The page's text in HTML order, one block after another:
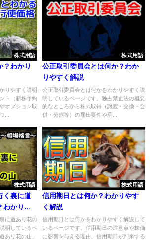
株式用語
？わかり
りやすく説明
ト（新株予約
オプション取
...
株式用語
公正取引委員会とは何か？わか
りやすく解説
公正取引委員会とは何かをわかりやすく説
明しているページです。独占禁止法の概要
的なところから株式取得（譲渡・交換・合
併・分割等）の届出要件や罰...
株式用語
く裏に道
わかりや
に道あり花の
明しているペ
あり花の山」
株式用語
信用期日とは何か？わかりやす
く解説
信用期日とは何かをわかりやすく解説して
いるページです。信用期日の注意点や株価
に影響を与える理由、信用期日が到来する